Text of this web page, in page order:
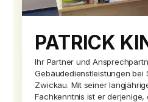
PATRICK
Ihr Partner und
Gebäudedienstleistungen bei
Zwickau. Mit seiner
Fachkenntnis ist er derjenige,